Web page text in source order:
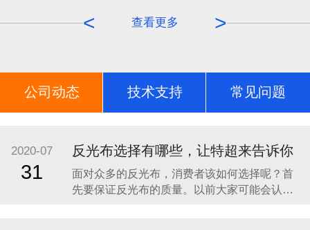
>
查看更多
<
公司动态 技术支持 常见问题
2020-07
31
反光布选择有哪些，让特超来告诉你
面对众多的反光布，消费者该如何选择呢？首
先要保证反光布的质量。以前大家可能会认为